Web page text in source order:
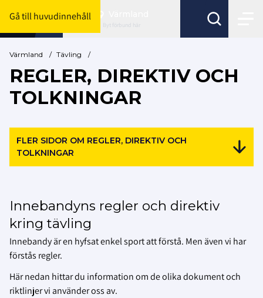
Gå till huvudinnehåll
Byt förbund här
Värmland / Tävling /
REGLER, DIREKTIV OCH
TOLKNINGAR
FLER SIDOR OM REGLER, DIREKTIV OCH
TOLKNINGAR
Innebandyns regler och direktiv
kring tävling
Innebandy är en hyfsat enkel sport att förstå. Men även vi har
förstås regler.
Här nedan hittar du information om de olika dokument och
riktlinjer vi använder oss av.